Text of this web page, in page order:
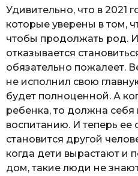
Удивительно, что в 2021
которые уверены в
чтобы продолжать род. И
отказывается
обязательно пожалеет.
не исполнил свою
будет полноценной. А
ребенка, то должна себя
воспитанию. И теперь
становится другой
когда дети вырастают и
дом, такие люди не